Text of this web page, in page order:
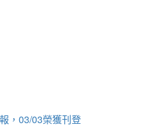
，03/03榮獲刊登